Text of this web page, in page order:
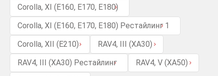
Corolla, XI (E160, E170, E180)
Corolla, XI (E160, E170, E180) Рестайлинг 1
Corolla, XII (E210)
RAV4, III (XA30)
RAV4, III (XA30) Рестайлинг
RAV4, V (XA50)